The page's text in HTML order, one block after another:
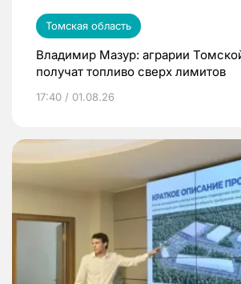
Томская область
Владимир Мазур: аграрии
получат топливо сверх лимитов
17:40 / 01.08.26